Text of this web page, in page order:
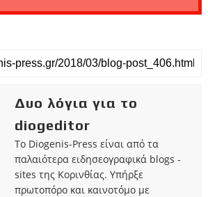
Δυο λόγια για το
diogeditor
Το Diogenis-Press είναι από τα
παλαιότερα ειδησεογραφικά blogs -
sites της Κορινθίας. Υπήρξε
πρωτοπόρο και καινοτόμο με